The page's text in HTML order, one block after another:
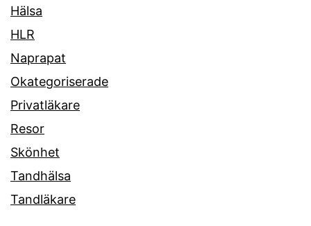
Hälsa
HLR
Naprapat
Okategoriserade
Privatläkare
Resor
Skönhet
Tandhälsa
Tandläkare